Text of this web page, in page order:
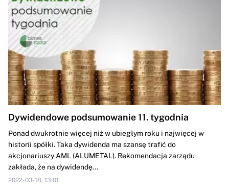
Dywidendowe podsumowanie 11. tygodnia
Ponad dwukrotnie więcej niż w ubiegłym roku i najwięcej w
historii spółki. Taka dywidenda ma szansę trafić do
akcjonariuszy AML (ALUMETAL). Rekomendacja zarządu
zakłada, że na dywidendę...
2022-03-18, 13:01